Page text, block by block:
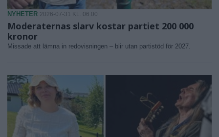
NYHETER 2026-07-31 KL. 06:00
Moderaternas slarv kostar partiet 200 000
kronor
Missade att lämna in redovisningen – blir utan partistöd för 2027.